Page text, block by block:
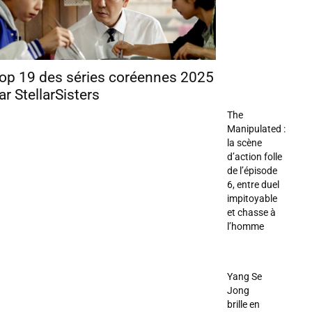
19 des séries coréennes 2025
StellarSisters
The
Manipulated :
la scène
d’action folle
de l’épisode
6, entre duel
impitoyable
et chasse à
l’homme
Yang Se
Jong
brille en